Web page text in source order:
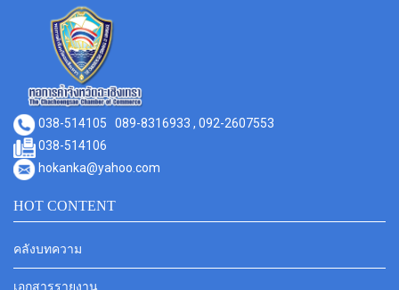
038-514105 089-8316933 , 092-2607553
038-514106
hokanka@yahoo.com
HOT CONTENT
คลังบทความ
เอกสารรายงาน